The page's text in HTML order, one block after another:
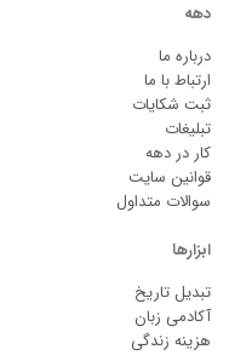
دهه
درباره ما
ارتباط با ما
ثبت شکایات
تبلیغات
کار در دهه
قوانین سایت
سوالات متداول
ابزارها
تبدیل تاریخ
آکادمی زبان
هزینه زندگی